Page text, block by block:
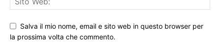
Salva il mio nome, email e sito web in questo browser per
la prossima volta che commento.